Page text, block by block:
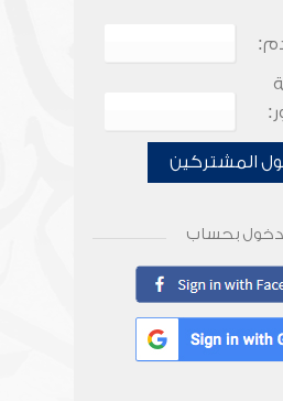
المشتركين
بحساب